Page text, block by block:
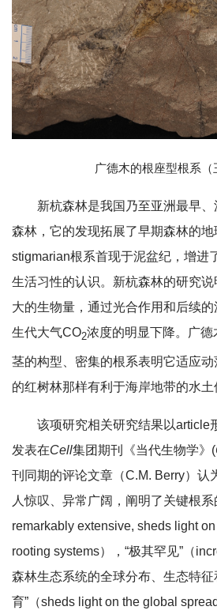
广德木的根座型根系（
新杭森林是我国乃至亚洲最早
森林，它的发现拓展了早期森林的
stigmarian根系首现于泥盆纪，增进
生活习性的认识。新杭森林的研究
大的生物量，通过光合作用和后续
生代大气CO2浓度的明显下降。广
茎的构型、密集的根系表明它适应
的红树林那样有利于海岸地带的水土
该项研究相关研究结果以article
发表在Cell集团期刊《当代生物学》(
刊同期的评论文章（C.M. Berry）认
人惊叹、异常广阔，阐明了关键根系
remarkably extensive, sheds light
rooting systems），“极其罕见”（
森林生态系统的全球分布、生态特
育”（sheds light on the global